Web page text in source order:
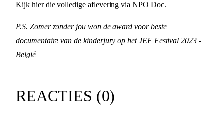
Kijk hier die volledige aflevering via NPO Doc.
P.S. Zomer zonder jou won de award voor beste
documentaire van de kinderjury op het JEF Festival 2023 -
België
REACTIES (0)